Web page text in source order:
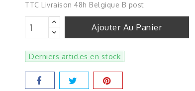
TTC Livraison 48h Belgique B post
Ajouter Au Panier
Derniers articles en stock